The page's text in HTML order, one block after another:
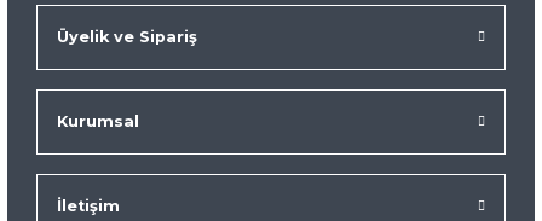
Üyelik ve Sipariş
Kurumsal
İletişim